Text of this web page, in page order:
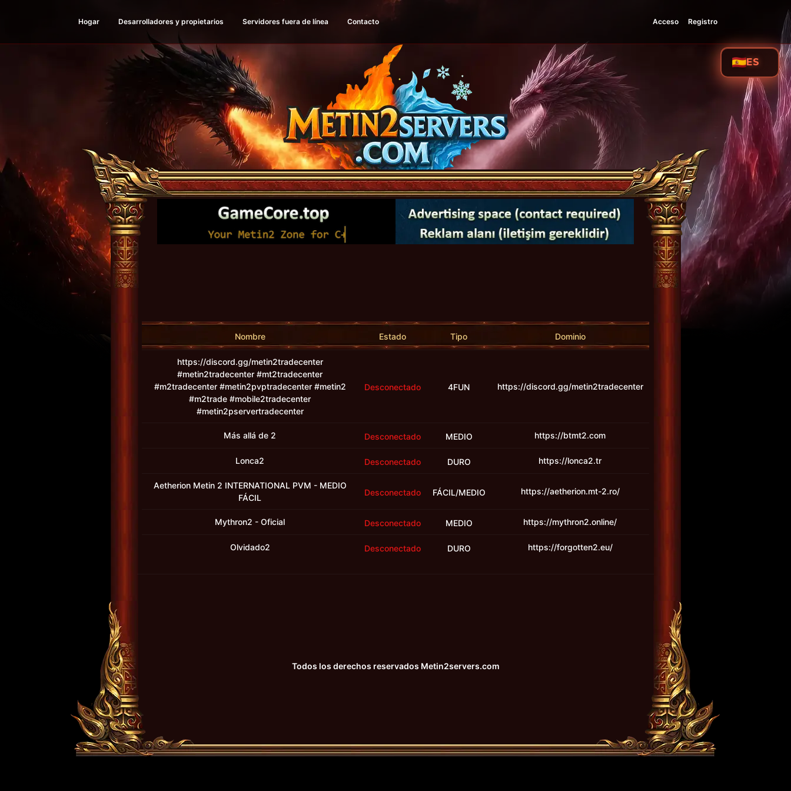
ES
Hogar Desarrolladores y propietarios Servidores fuera de línea Contacto Acceso Registro
Nombre Estado Tipo Dominio
https://discord.gg/metin2tradecenter
#metin2tradecenter #mt2tradecenter
#m2tradecenter #metin2pvptradecenter #metin2
#m2trade #mobile2tradecenter
#metin2pservertradecenter
Desconectado 4FUN https://discord.gg/metin2tradecenter
Más allá de 2 Desconectado MEDIO https://btmt2.com
Lonca2 Desconectado DURO https://lonca2.tr
Aetherion Metin 2 INTERNATIONAL PVM - MEDIO
FÁCIL
Desconectado FÁCIL/MEDIO https://aetherion.mt-2.ro/
Mythron2 - Oficial Desconectado MEDIO https://mythron2.online/
Olvidado2 Desconectado DURO https://forgotten2.eu/
Todos los derechos reservados Metin2servers.com